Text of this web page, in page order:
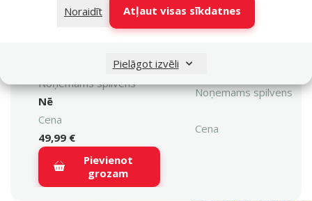
Noraidīt
Atļaut visas sīkdatnes
Pielāgot izvēli
Platums
Platums
Noņemams spilvens
Nē
Noņemams spilvens
Cena
49,99 €
Cena
Pievienot
grozam